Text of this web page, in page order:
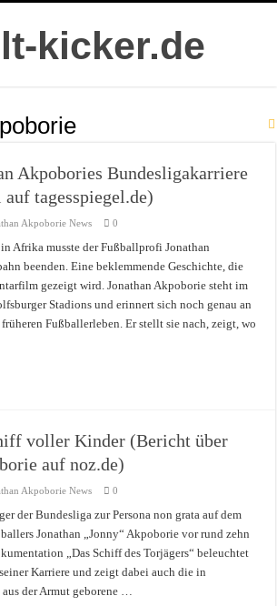
Akpobories Bundesligakarriere
tagesspiegel.de)
Akpoborie News 0
Afrika musste der Fußballprofi Jonathan
beenden. Eine beklemmende Geschichte, die
gezeigt wird. Jonathan Akpoborie steht im
Stadions und erinnert sich noch genau an
früheren Fußballerleben. Er stellt sie nach, zeigt, wo
voller Kinder (Bericht über
auf noz.de)
Akpoborie News 0
der Bundesliga zur Persona non grata auf dem
Jonathan „Jonny“ Akpoborie vor rund zehn
„Das Schiff des Torjägers“ beleuchtet
Karriere und zeigt dabei auch die in
der Armut geborene …